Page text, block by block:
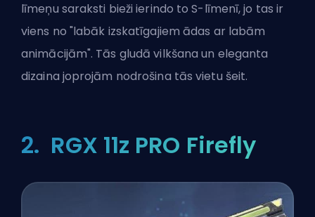
līmeņu saraksti bieži ierindo to S-līmenī, jo tas ir
viens no "labāk izskatīgajiem ādas ar labām
animācijām". Tās gludā vilkšana un eleganta
dizaina joprojām nodrošina tās vietu šeit.
2. RGX 11z PRO Firefly